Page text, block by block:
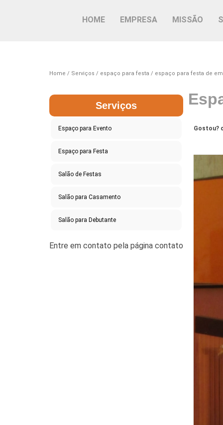
HOME EMPRESA MISSÃO
Home Serviços espaço para festa espaço para festa de
Serviços
Espaço para Evento
Espaço para Festa
Salão de Festas
Salão para Casamento
Salão para Debutante
Gostou?